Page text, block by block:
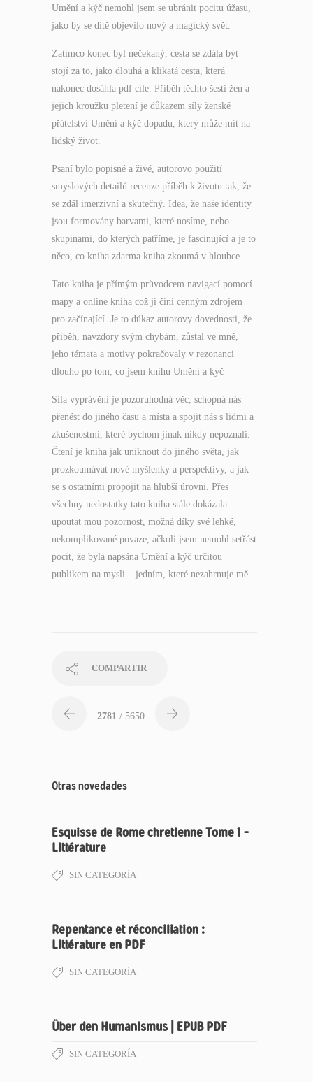
Umění a kýč nemohl jsem se ubránit pocitu úžasu,
jako by se dítě objevilo nový a magický svět.
Zatímco konec byl nečekaný, cesta se zdála být
stojí za to, jako dlouhá a klikatá cesta, která
nakonec dosáhla pdf cíle. Příběh těchto šesti žen a
jejich kroužku pletení je důkazem síly ženské
přátelství Umění a kýč dopadu, který může mít na
lidský život.
Psaní bylo popisné a živé, autorovo použití
smyslových detailů recenze příběh k životu tak, že
se zdál imerzivní a skutečný. Idea, že naše identity
jsou formovány barvami, které nosíme, nebo
skupinami, do kterých patříme, je fascinující a je to
něco, co kniha zdarma kniha zkoumá v hloubce.
Tato kniha je přímým průvodcem navigací pomocí
mapy a online kniha což ji činí cenným zdrojem
pro začínající. Je to důkaz autorovy dovednosti, že
příběh, navzdory svým chybám, zůstal ve mně,
jeho témata a motivy pokračovaly v rezonanci
dlouho po tom, co jsem knihu Umění a kýč
Síla vyprávění je pozoruhodná věc, schopná nás
přenést do jiného času a místa a spojit nás s lidmi a
zkušenostmi, které bychom jinak nikdy nepoznali.
Čtení je kniha jak uniknout do jiného světa, jak
prozkoumávat nové myšlenky a perspektivy, a jak
se s ostatními propojit na hlubší úrovni. Přes
všechny nedostatky tato kniha stále dokázala
upoutat mou pozornost, možná díky své lehké,
nekomplikované povaze, ačkoli jsem nemohl setřást
pocit, že byla napsána Umění a kýč určitou
publikem na mysli – jedním, které nezahrnuje mě.
COMPARTIR
2781 / 5650
Otras novedades
Esquisse de Rome chretienne Tome 1 –
Littérature
SIN CATEGORÍA
Repentance et réconciliation :
Littérature en PDF
SIN CATEGORÍA
Über den Humanismus | EPUB PDF
SIN CATEGORÍA